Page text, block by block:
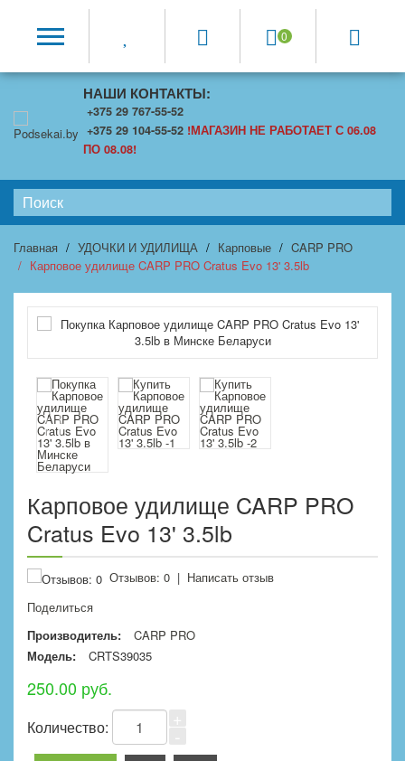
0
НАШИ КОНТАКТЫ:
+375 29 767-55-52
+375 29 104-55-52 !МАГАЗИН НЕ РАБОТАЕТ С 06.08
ПО 08.08!
Главная УДОЧКИ И УДИЛИЩА Карповые
CARP PRO
Карповое удилище CARP PRO Cratus Evo 13' 3.5lb
Карповое удилище CARP PRO
Cratus Evo 13' 3.5lb
Отзывов: 0 | Написать отзыв
Поделиться
Производитель:
CARP PRO
Модель:
CRTS39035
250.00 руб.
Количество: